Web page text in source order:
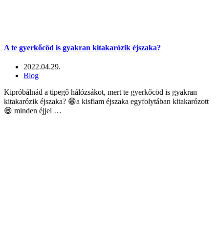
A te gyerkőcöd is gyakran kitakarózik éjszaka?
2022.04.29.
Blog
Kipróbálnád a tipegő hálózsákot, mert te gyerkőcöd is gyakran
kitakarózik éjszaka? 😁a kisfiam éjszaka egyfolytában kitakarózott
😄 minden éjjel …